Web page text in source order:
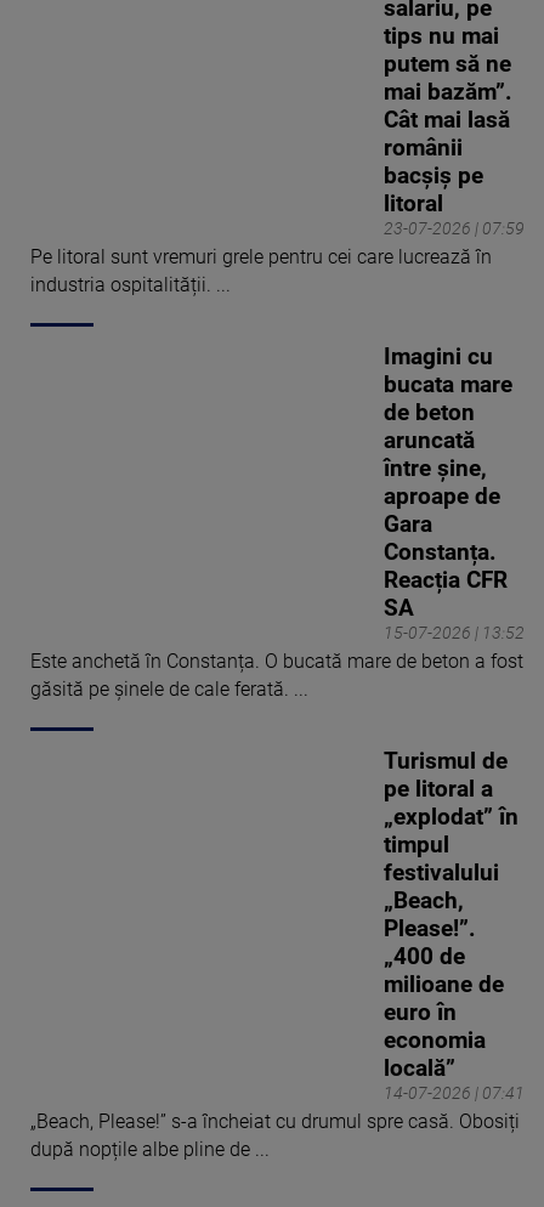
23-07-2026 | 07:59
salariu, pe
tips nu mai
putem să ne
mai bazăm”.
Cât mai lasă
românii
bacșiș pe
litoral
Pe litoral sunt vremuri grele pentru cei care lucrează în
industria ospitalității. ...
15-07-2026 | 13:52
Imagini cu
bucata mare
de beton
aruncată
între șine,
aproape de
Gara
Constanța.
Reacția CFR
SA
Este anchetă în Constanța. O bucată mare de beton a fost
găsită pe șinele de cale ferată. ...
14-07-2026 | 07:41
Turismul de
pe litoral a
„explodat” în
timpul
festivalului
„Beach,
Please!”.
„400 de
milioane de
euro în
economia
locală”
„Beach, Please!” s-a încheiat cu drumul spre casă. Obosiți
după nopțile albe pline de ...